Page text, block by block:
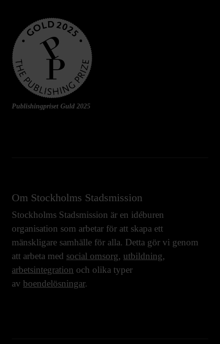
Publishingpriset Guld 2025
Om Stockholms Stadsmission
Stockholms Stadsmission är en idéburen
organisation som arbetar för att skapa ett
mänskligare samhälle för alla. Detta gör vi genom
att arbeta med social omsorg, utbildning,
arbetsintegration och olika typer
av boendelösningar.